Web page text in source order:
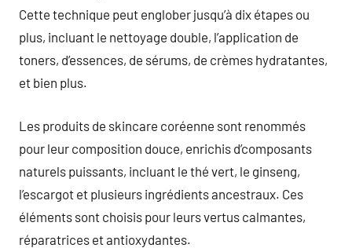
Cette technique peut englober jusqu’à dix étapes ou
plus, incluant le nettoyage double, l’application de
toners, d’essences, de sérums, de crèmes hydratantes,
et bien plus.
Les produits de skincare coréenne sont renommés
pour leur composition douce, enrichis d’composants
naturels puissants, incluant le thé vert, le ginseng,
l’escargot et plusieurs ingrédients ancestraux. Ces
éléments sont choisis pour leurs vertus calmantes,
réparatrices et antioxydantes.